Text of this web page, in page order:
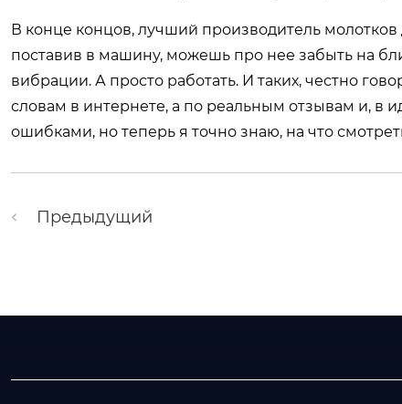
В конце концов, лучший производитель
поставив в машину, можешь про нее забыть на
вибрации. А просто работать. И таких, честно
словам в интернете, а по реальным отзывам и, в
ошибками, но теперь я точно знаю, на что
Предыдущий